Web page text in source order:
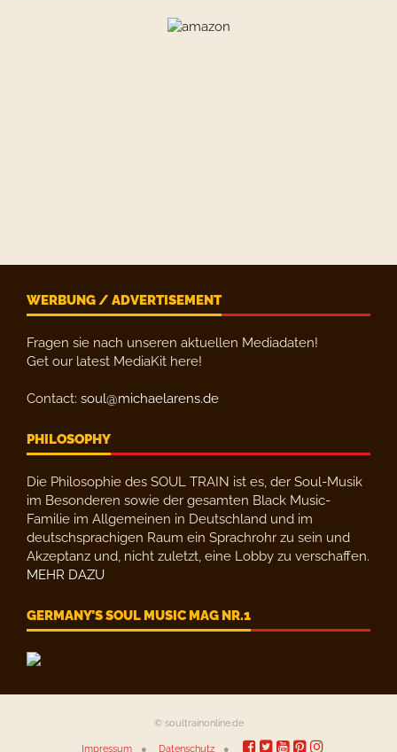
WERBUNG / ADVERTISEMENT
Fragen sie nach unseren aktuellen Mediadaten!
Get our latest MediaKit here!
Contact: soul@michaelarens.de
PHILOSOPHY
Die Philosophie des SOUL TRAIN ist es, der Soul-Musik
im Besonderen sowie der gesamten Black Music-
Familie im Allgemeinen in Deutschland und im
deutschsprachigen Raum ein Sprachrohr zu sein und
Akzeptanz und, nicht zuletzt, eine Lobby zu verschaffen.
MEHR DAZU
GERMANY’S SOUL MUSIC MAG NR.1
© soultrainonline.de
Impressum Datenschutz